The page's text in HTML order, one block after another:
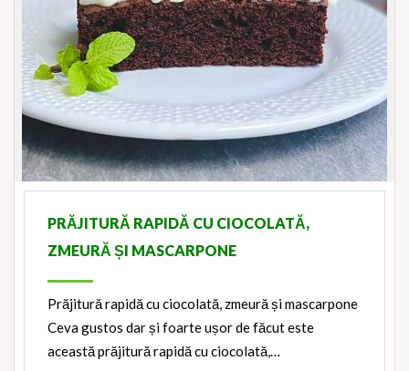
PRĂJITURĂ RAPIDĂ CU CIOCOLATĂ,
ZMEURĂ ȘI MASCARPONE
Prăjitură rapidă cu ciocolată, zmeură și mascarpone
Ceva gustos dar și foarte ușor de făcut este
această prăjitură rapidă cu ciocolată,…